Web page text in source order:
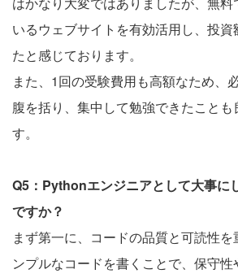
いるウェブサイトを有効活用し、投
たと感じております。
また、1回の受験費用も高額なため、
腹を括り、集中して勉強できたことも
す。
Q5：Pythonエンジニアとして大事に
ですか？
まず第一に、コードの品質と可読性
ンプルなコードを書くことで、保守性